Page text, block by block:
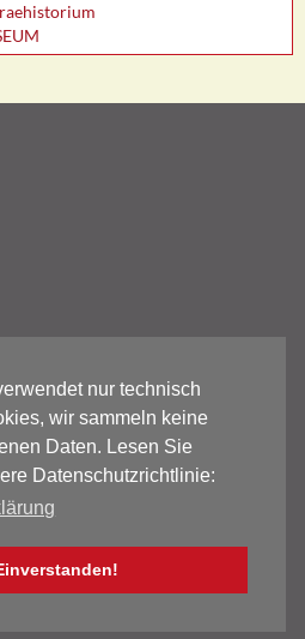
nur technisch
wir sammeln keine
Daten. Lesen Sie
Datenschutzrichtlinie: